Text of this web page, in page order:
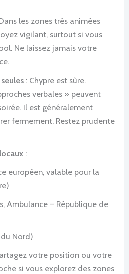
les zones très animées
vigilant, surtout si vous
Ne laissez jamais votre
: Chypre est sûre.
verbales » peuvent
Il est généralement
fermement. Restez prudente
:
européen, valable pour la
Ambulance – République de
Nord)
votre position ou votre
si vous explorez des zones